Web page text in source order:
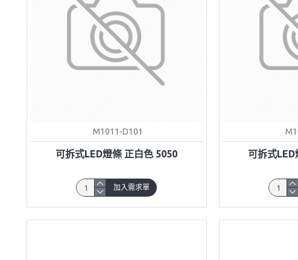
M1011-D101
可拆式LED燈條 正白色 5050
加入需求單
可拆式